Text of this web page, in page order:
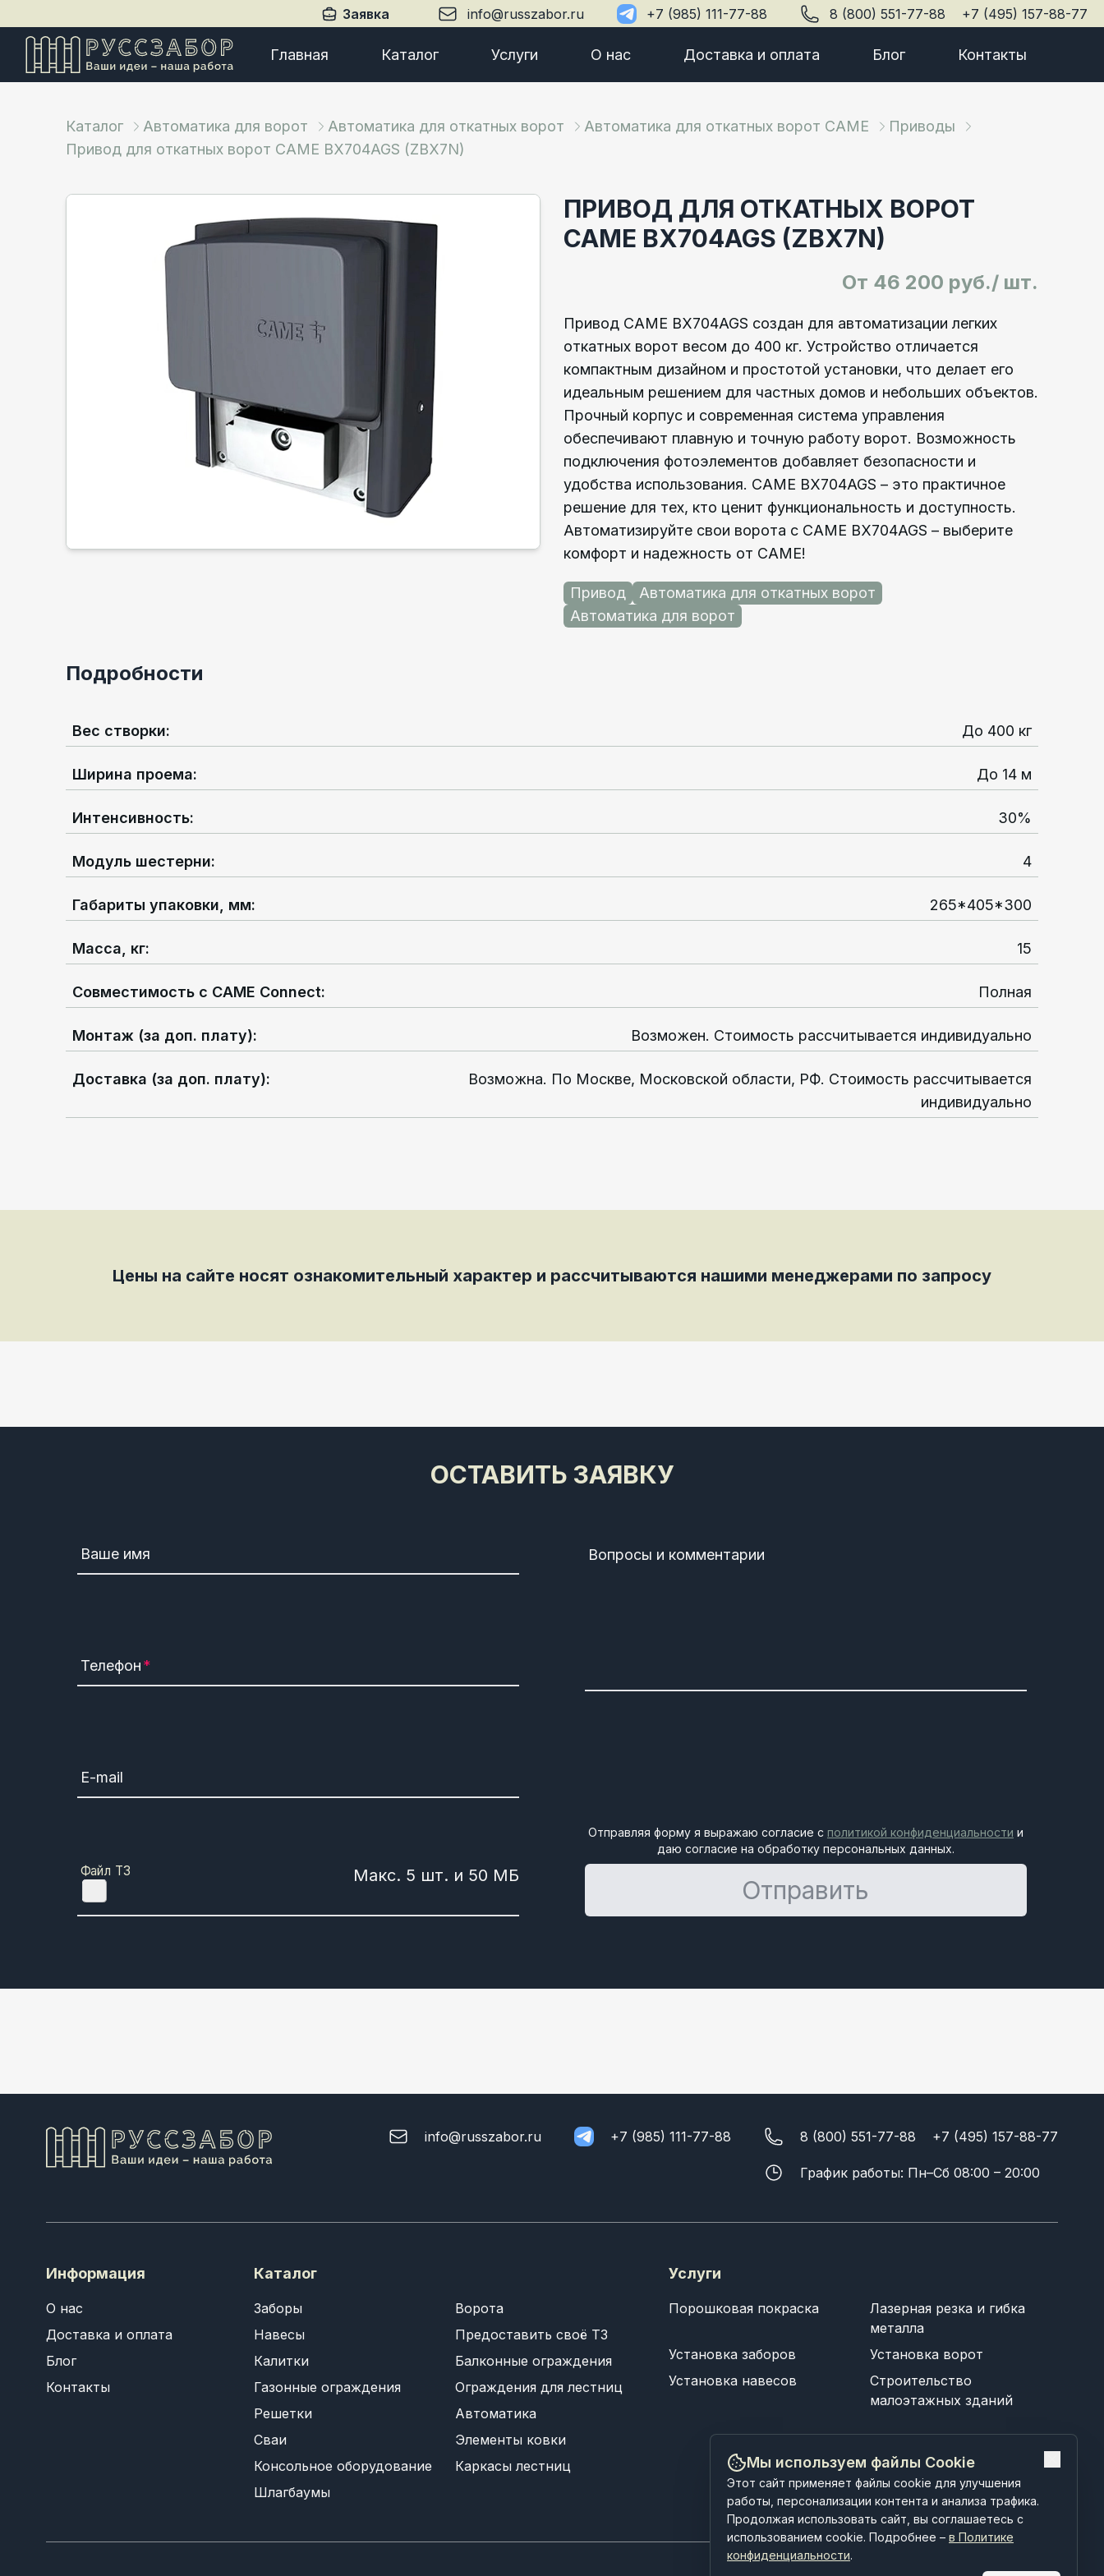
Заявка info@russzabor.ru +7 (985) 111-77-88 8 (800) 551-77-88 +7 (495) 157-88-77
Главная Каталог Услуги О нас Доставка и оплата Блог Контакты
Каталог Автоматика для ворот Автоматика для откатных ворот Автоматика для откатных ворот CAME
Приводы
Привод для откатных ворот CAME BX704AGS (ZBX7N)
ПРИВОД ДЛЯ ОТКАТНЫХ ВОРОТ
CAME BX704AGS (ZBX7N)
От 46 200 руб./ шт.
Привод CAME BX704AGS создан для автоматизации легких
откатных ворот весом до 400 кг. Устройство отличается
компактным дизайном и простотой установки, что делает его
идеальным решением для частных домов и небольших объектов.
Прочный корпус и современная система управления
обеспечивают плавную и точную работу ворот. Возможность
подключения фотоэлементов добавляет безопасности и
удобства использования. CAME BX704AGS – это практичное
решение для тех, кто ценит функциональность и доступность.
Автоматизируйте свои ворота с CAME BX704AGS – выберите
комфорт и надежность от CAME!
Привод
Автоматика для откатных ворот
Автоматика для ворот
Подробности
Вес створки: До 400 кг
Ширина проема: До 14 м
Интенсивность: 30%
Модуль шестерни: 4
Габариты упаковки, мм: 265*405*300
Масса, кг: 15
Совместимость с CAME Connect: Полная
Монтаж (за доп. плату): Возможен. Стоимость рассчитывается индивидуально
Доставка (за доп. плату):
Возможна. По Москве, Московской области, РФ. Стоимость рассчитывается
индивидуально
Цены на сайте носят ознакомительный характер и рассчитываются нашими менеджерами по запросу
ОСТАВИТЬ ЗАЯВКУ
Ваше имя
Телефон
E-mail
Файл ТЗ
Вопросы и комментарии
Отправляя форму я выражаю согласие с политикой конфиденциальности и
даю согласие на обработку персональных данных.
Отправить
info@russzabor.ru +7 (985) 111-77-88 8 (800) 551-77-88 +7 (495) 157-88-77
График работы: Пн–Сб 08:00 – 20:00
Информация
О нас
Доставка и оплата
Блог
Контакты
Каталог
Заборы
Ворота
Навесы
Предоставить своё ТЗ
Калитки
Балконные ограждения
Газонные ограждения
Ограждения для лестниц
Решетки
Автоматика
Сваи
Элементы ковки
Консольное оборудование
Каркасы лестниц
Шлагбаумы
Услуги
Порошковая покраска
Лазерная резка и гибка
металла
Установка заборов
Установка ворот
Установка навесов
Строительство
малоэтажных зданий
Мы используем файлы Cookie
Этот сайт применяет файлы cookie для улучшения
работы, персонализации контента и анализа трафика.
Продолжая использовать сайт, вы соглашаетесь с
использованием cookie. Подробнее – в Политике
конфиденциальности.